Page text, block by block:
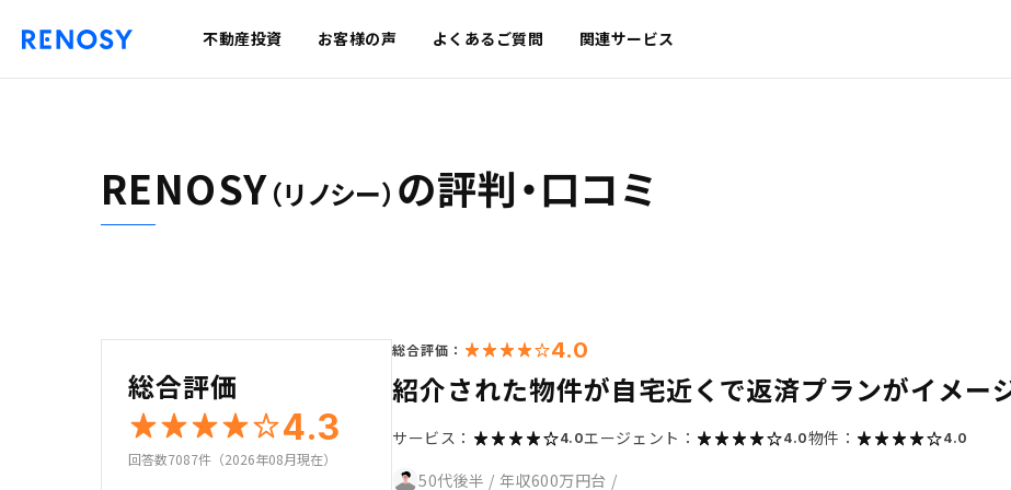
不動産投資 お客様の声 よくあるご質問 関連サービス
RENOSY（リノシー） の評判・口コミ
総合評価
4.3
回答数7087件（2026年08月現在）
総合評価： 4.0
紹介された物件が自宅近くで返済プランがイメー
サービス： 4.0エージェント： 4.0物件： 4.0
50代後半 / 年収600万円台 /